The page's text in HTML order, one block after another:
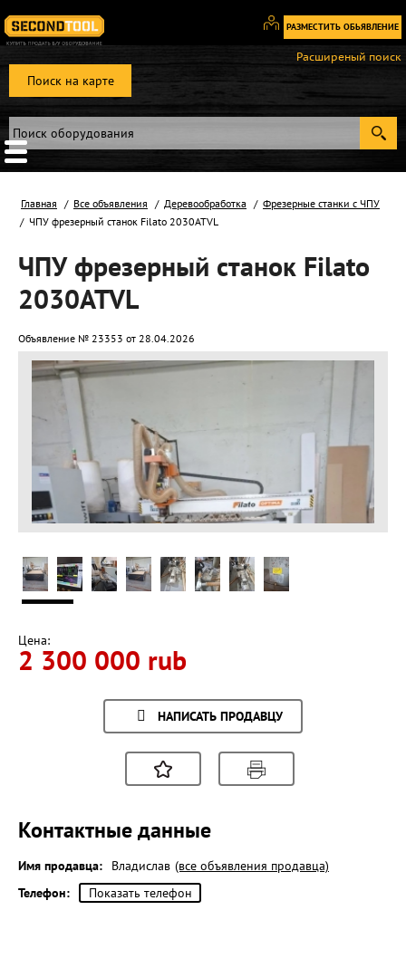
РАЗМЕСТИТЬ ОБЬЯВЛЕНИЕ
Вход
Регистрация
Поиск на карте
Расширеный поиск
Главная Все объявления Деревообработка
Фрезерные станки с ЧПУ
ЧПУ фрезерный станок Filato 2030ATVL
ЧПУ фрезерный станок Filato
2030ATVL
Объявление № 23353 от 28.04.2026
Цена:
2 300 000 rub
НАПИСАТЬ ПРОДАВЦУ
Контактные данные
Имя продавца: Владислав (все объявления продавца)
Телефон:
Показать телефон